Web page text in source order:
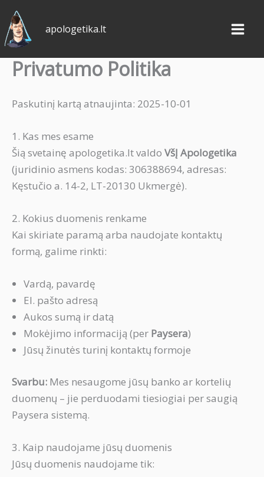
Pereiti
prie
turinio
apologetika.lt
Privatumo Politika
Paskutinį kartą atnaujinta: 2025-10-01
1. Kas mes esame
Šią svetainę apologetika.lt valdo VšĮ Apologetika
(juridinio asmens kodas: 306388694, adresas:
Kęstučio a. 14-2, LT-20130 Ukmergė).
2. Kokius duomenis renkame
Kai skiriate paramą arba naudojate kontaktų
formą, galime rinkti:
Vardą, pavardę
El. pašto adresą
Aukos sumą ir datą
Mokėjimo informaciją (per Paysera)
Jūsų žinutės turinį kontaktų formoje
Svarbu: Mes nesaugome jūsų banko ar kortelių
duomenų – jie perduodami tiesiogiai per saugią
Paysera sistemą.
3. Kaip naudojame jūsų duomenis
Jūsų duomenis naudojame tik: